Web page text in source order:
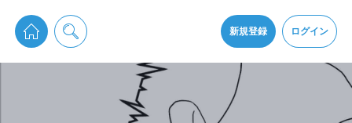
新規登録 ログイン
pixiv Sketchは2024年5月28日付で プライパシーポリシーを改定しました。
通知を受け取るにはここをクリックします
pixiv Sketchアプリでさらに快適に！
アプリをインストール